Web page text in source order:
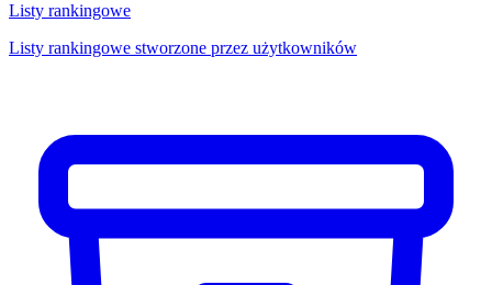
Listy rankingowe
Listy rankingowe stworzone przez użytkowników